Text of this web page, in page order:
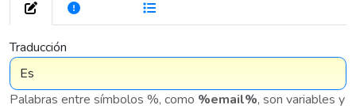
Traducción
Palabras entre símbolos %, como %email%, son variables y